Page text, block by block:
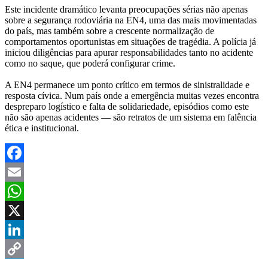
Este incidente dramático levanta preocupações sérias não apenas
sobre a segurança rodoviária na EN4, uma das mais movimentadas
do país, mas também sobre a crescente normalização de
comportamentos oportunistas em situações de tragédia. A polícia já
iniciou diligências para apurar responsabilidades tanto no acidente
como no saque, que poderá configurar crime.
A EN4 permanece um ponto crítico em termos de sinistralidade e
resposta cívica. Num país onde a emergência muitas vezes encontra
despreparo logístico e falta de solidariedade, episódios como este
não são apenas acidentes — são retratos de um sistema em falência
ética e institucional.
Facebook
Email
WhatsApp
X
LinkedIn